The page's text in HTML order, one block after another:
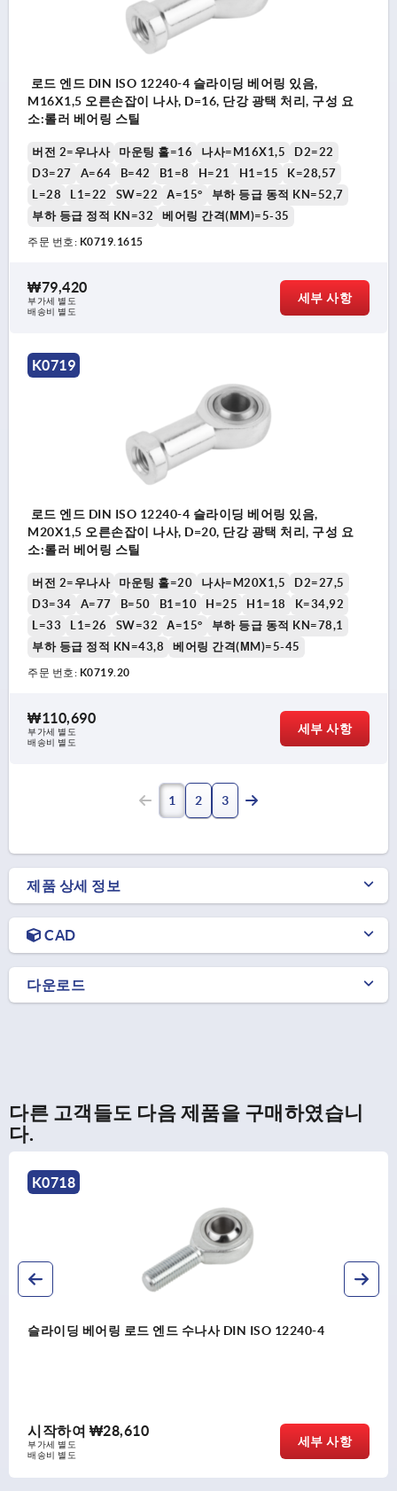
로드 엔드 DIN ISO 12240-4 슬라이딩 베어링 있음,
M16X1,5 오른손잡이 나사, D=16, 단강 광택 처리, 구성 요
소:롤러 베어링 스틸
버전 2=우나사 마운팅 홀=16 나사=M16X1,5
D2=22
D3=27
A=64 B=42 B1=8 H=21 H1=15
K=28,57
L=28
L1=22 SW=22 Α=15°
부하 등급 동적 KN=52,7
부하 등급 정적 KN=32
베어링 간격(ΜM)=5-35
주문 번호: K0719.1615
₩79,420
부가세 별도
배송비 별도
세부 사항
K0719
로드 엔드 DIN ISO 12240-4 슬라이딩 베어링 있음,
M20X1,5 오른손잡이 나사, D=20, 단강 광택 처리, 구성 요
소:롤러 베어링 스틸
버전 2=우나사 마운팅 홀=20 나사=M20X1,5
D2=27,5
D3=34
A=77 B=50 B1=10 H=25 H1=18
K=34,92
L=33
L1=26 SW=32 Α=15°
부하 등급 동적 KN=78,1
부하 등급 정적 KN=43,8
베어링 간격(ΜM)=5-45
주문 번호: K0719.20
₩110,690
부가세 별도
배송비 별도
세부 사항
1 2 3
제품 상세 정보
CAD
다운로드
다른 고객들도 다음 제품을 구매하였습니
다.
슬라이딩 베어링 조인트 헤드 암나사, 스틸, DIN ISO
시작하여₩19,000